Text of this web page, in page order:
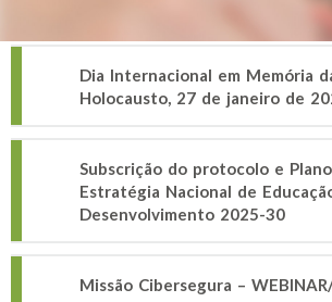
Dia Internacional em Memória
Holocausto, 27 de janeiro de
Subscrição do protocolo e
Estratégia Nacional de
Desenvolvimento 2025-30
Missão Cibersegura –